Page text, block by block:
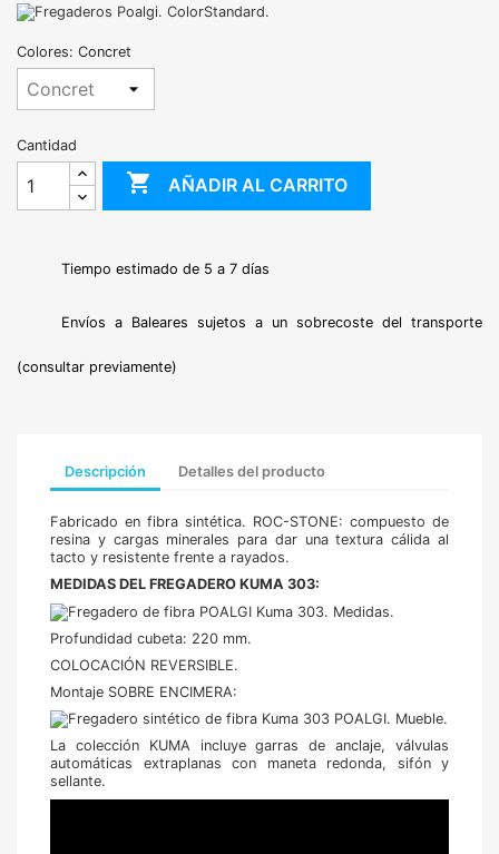
Colores: Concret
Cantidad
 AÑADIR AL CARRITO
Tiempo estimado de 5 a 7 días
Envíos a Baleares sujetos a un sobrecoste del transporte
(consultar previamente)
Descripción Detalles del producto
Fabricado en fibra sintética. ROC-STONE: compuesto de
resina y cargas minerales para dar una textura cálida al
tacto y resistente frente a rayados.
MEDIDAS DEL FREGADERO KUMA 303:
Profundidad cubeta: 220 mm.
COLOCACIÓN REVERSIBLE.
Montaje SOBRE ENCIMERA:
La colección KUMA incluye garras de anclaje, válvulas
automáticas extraplanas con maneta redonda, sifón y
sellante.